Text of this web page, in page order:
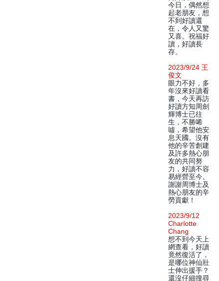
今日，偶然想
起老朋友，想
不到好讀還
在，令人又驚
又喜。祝福好
讀，好讀長
存。
2023/9/24 王
俊文
眼力不好，多
年沒來好讀看
書，今天再訪
好讀方知周劍
輝博士已往
生，不勝唏
噓，希望他安
息天國。沒有
他的辛苦創建
及許多熱心朋
友的共同努
力，好讀不容
易經營至今。
謝謝周博士及
熱心朋友的辛
勞貢獻！
2023/9/12
Charlotte
Chang
想不到今天上
網查看，好讀
竟然復活了，
是哪位神仙壯
士伸出援手？
還沒仔細搜尋